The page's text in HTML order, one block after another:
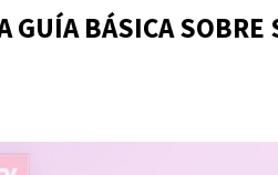
GUÍA BÁSICA SOBRE